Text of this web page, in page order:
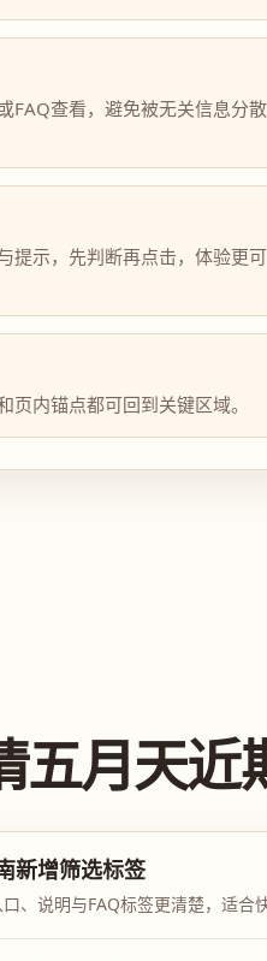
FAQ查看，避免被无关信息分散
提示，先判断再点击，体验更可
页内锚点都可回到关键区域。
五月天近
新增筛选标签
、说明与FAQ标签更清楚，适合